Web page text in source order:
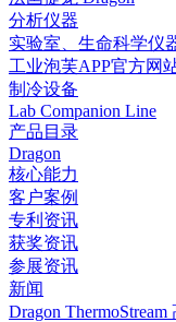
分析仪器
实验室、生命科学仪
工业泡芙APP官方网
制冷设备
Lab Companion Line
产品目录
Dragon
核心能力
客户案例
专利资讯
获奖资讯
参展资讯
新闻
Dragon